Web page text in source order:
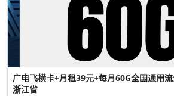
广电飞横卡+月租39元+每月60G全国通用
浙江省